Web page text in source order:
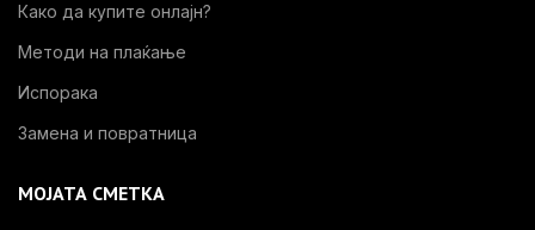
Како да купите онлајн?
Методи на плаќање
Испорака
Замена и повратница
МОЈАТА СМЕТКА